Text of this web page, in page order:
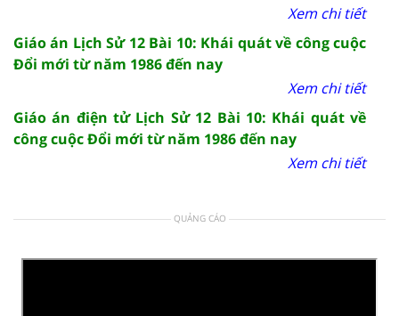
Xem chi tiết
Giáo án Lịch Sử 12 Bài 10: Khái quát về công cuộc
Đổi mới từ năm 1986 đến nay
Xem chi tiết
Giáo án điện tử Lịch Sử 12 Bài 10: Khái quát về
công cuộc Đổi mới từ năm 1986 đến nay
Xem chi tiết
QUẢNG CÁO